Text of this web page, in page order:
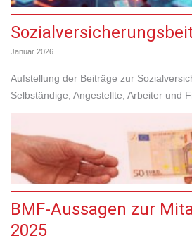
Januar 2026
Aufstellung der Beiträge zur
Selbständige, Angestellte, Arbeiter und
BMF-Aussagen zur
2025